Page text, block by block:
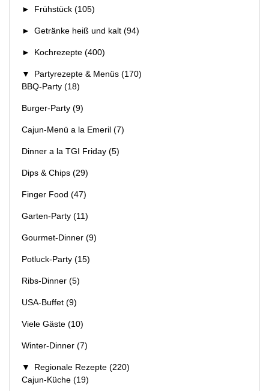
► Frühstück (105)
► Getränke heiß und kalt (94)
► Kochrezepte (400)
▼ Partyrezepte & Menüs (170)
BBQ-Party (18)
Burger-Party (9)
Cajun-Menü a la Emeril (7)
Dinner a la TGI Friday (5)
Dips & Chips (29)
Finger Food (47)
Garten-Party (11)
Gourmet-Dinner (9)
Potluck-Party (15)
Ribs-Dinner (5)
USA-Buffet (9)
Viele Gäste (10)
Winter-Dinner (7)
▼ Regionale Rezepte (220)
Cajun-Küche (19)